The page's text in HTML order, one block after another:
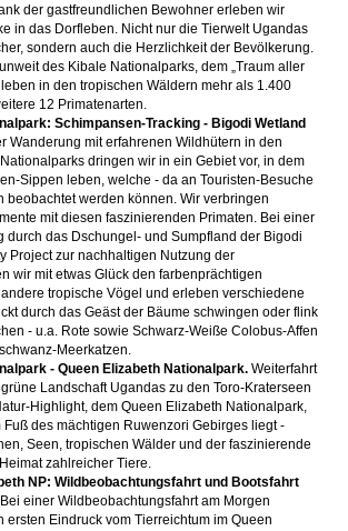
der gastfreundlichen Bewohner erleben wir
in das Dorfleben. Nicht nur die Tierwelt Ugandas
sondern auch die Herzlichkeit der Bevölkerung.
des Kibale Nationalparks, dem „Traum aller
in den tropischen Wäldern mehr als 1.400
12 Primatenarten.
Schimpansen-Tracking - Bigodi Wetland
Wanderung mit erfahrenen Wildhütern in den
dringen wir in ein Gebiet vor, in dem
Sippen leben, welche - da an Touristen-Besuche
beobachtet werden können. Wir verbringen
mit diesen faszinierenden Primaten. Bei einer
durch das Dschungel- und Sumpfland der Bigodi
Project zur nachhaltigen Nutzung der
wir mit etwas Glück den farbenprächtigen
tropische Vögel und erleben verschiedene
durch das Geäst der Bäume schwingen oder flink
- u.a. Rote sowie Schwarz-Weiße Colobus-Affen
Meerkatzen.
- Queen Elizabeth Nationalpark. Weiterfahrt
Landschaft Ugandas zu den Toro-Kraterseen
Highlight, dem Queen Elizabeth Nationalpark,
Fuß des mächtigen Ruwenzori Gebirges liegt -
Seen, tropischen Wälder und der faszinierende
zahlreicher Tiere.
NP: Wildbeobachtungsfahrt und Bootsfahrt
Bei einer Wildbeobachtungsfahrt am Morgen
ersten Eindruck vom Tierreichtum im Queen